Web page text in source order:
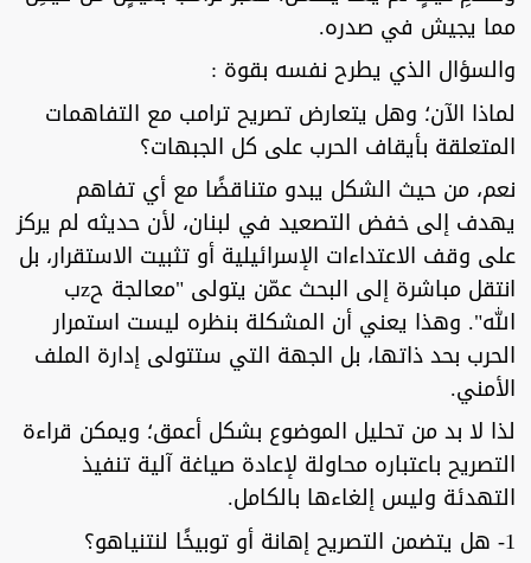
مما يجيش في صدره.
والسؤال الذي يطرح نفسه بقوة :
لماذا الآن؛ وهل يتعارض تصريح ترامب مع التفاهمات
المتعلقة بأيقاف الحرب على كل الجبهات؟
نعم، من حيث الشكل يبدو متناقضًا مع أي تفاهم
يهدف إلى خفض التصعيد في لبنان، لأن حديثه لم يركز
على وقف الاعتداءات الإسرائيلية أو تثبيت الاستقرار، بل
انتقل مباشرة إلى البحث عمّن يتولى "معالجة حzب
الله". وهذا يعني أن المشكلة بنظره ليست استمرار
الحرب بحد ذاتها، بل الجهة التي ستتولى إدارة الملف
الأمني.
لذا لا بد من تحليل الموضوع بشكل أعمق؛ ويمكن قراءة
التصريح باعتباره محاولة لإعادة صياغة آلية تنفيذ
التهدئة وليس إلغاءها بالكامل.
1- هل يتضمن التصريح إهانة أو توبيخًا لنتنياهو؟